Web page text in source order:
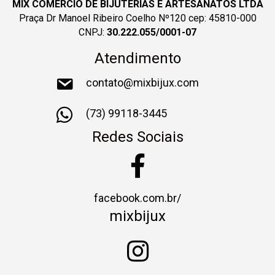
MIX COMERCIO DE BIJUTERIAS E ARTESANATOS LTDA
Praça Dr Manoel Ribeiro Coelho Nº120 cep: 45810-000
CNPJ: 30.222.055/0001-07
Atendimento
contato@mixbijux.com
(73) 99118-3445
Redes Sociais
facebook.com.br/
mixbijux